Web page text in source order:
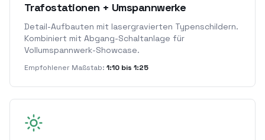
Trafostationen + Umspannwerke
Detail-Aufbauten mit lasergravierten Typenschildern.
Kombiniert mit Abgang-Schaltanlage für
Vollumspannwerk-Showcase.
Empfohlener Maßstab: 1:10 bis 1:25